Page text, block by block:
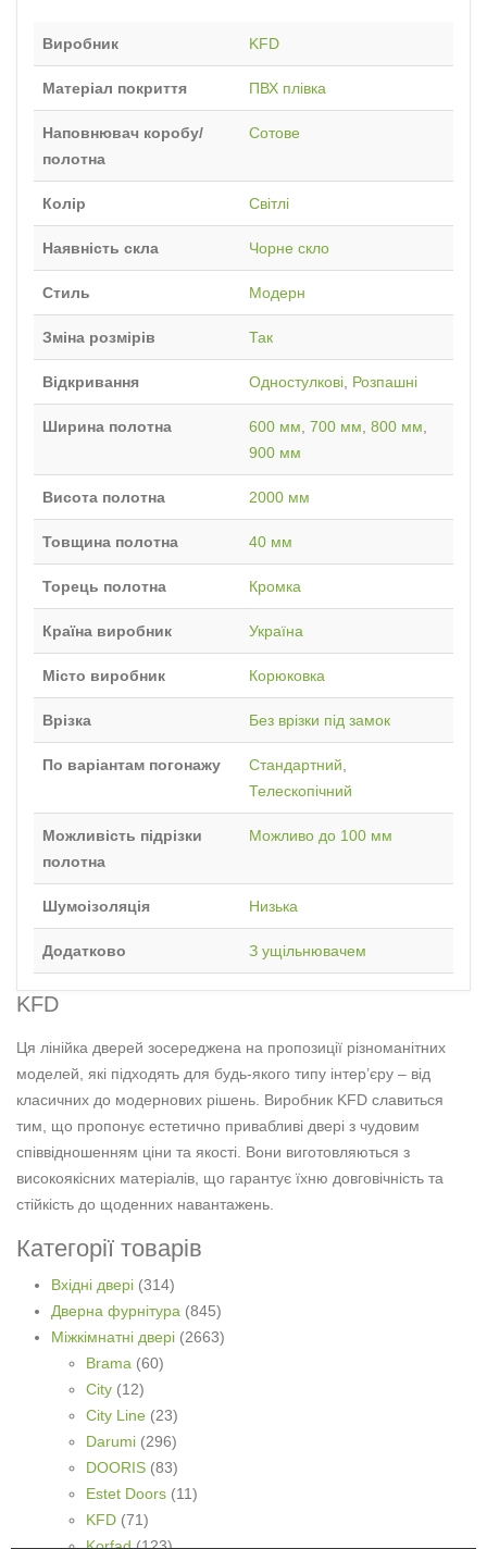
Виробник KFD
Матеріал покриття ПВХ плівка
Наповнювач коробу/
полотна
Сотове
Колір Світлі
Наявність скла Чорне скло
Стиль Модерн
Зміна розмірів Так
Відкривання Одностулкові, Розпашні
Ширина полотна 600 мм, 700 мм, 800 мм,
900 мм
Висота полотна 2000 мм
Товщина полотна 40 мм
Торець полотна Кромка
Країна виробник Україна
Місто виробник Корюковка
Врізка Без врізки під замок
По варіантам погонажу Стандартний,
Телескопічний
Можливість підрізки
полотна
Можливо до 100 мм
Шумоізоляція Низька
Додатково З ущільнювачем
KFD
Ця лінійка дверей зосереджена на пропозиції різноманітних
моделей, які підходять для будь-якого типу інтер’єру – від
класичних до модернових рішень. Виробник KFD славиться
тим, що пропонує естетично привабливі двері з чудовим
співвідношенням ціни та якості. Вони виготовляються з
високоякісних матеріалів, що гарантує їхню довговічність та
стійкість до щоденних навантажень.
Категорії товарів
Вхідні двері (314)
Дверна фурнітура (845)
Міжкімнатні двері (2663)
Brama (60)
City (12)
City Line (23)
Darumi (296)
DOORIS (83)
Estet Doors (11)
KFD (71)